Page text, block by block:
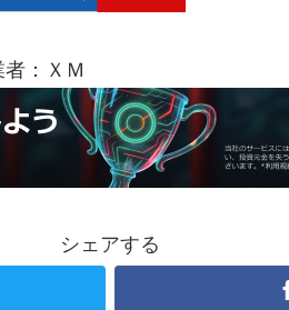
：ＸＭ
シェアする